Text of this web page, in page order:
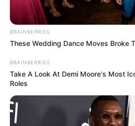
SINOPSIS
Sinopsis
BRAINBERRIES
These Wedding Dance Moves Broke
BRAINBERRIES
Take A Look At Demi Moore's Most
Roles